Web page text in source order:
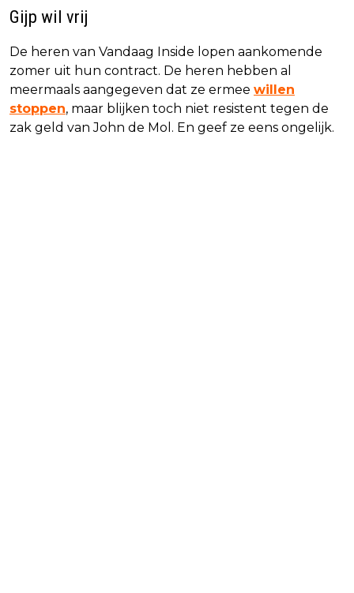
Gijp wil vrij
De heren van Vandaag Inside lopen aankomende
zomer uit hun contract. De heren hebben al
meermaals aangegeven dat ze ermee willen
stoppen, maar blijken toch niet resistent tegen de
zak geld van John de Mol. En geef ze eens ongelijk.